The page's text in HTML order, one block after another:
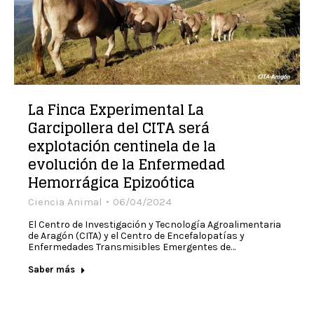
La Finca Experimental La
Garcipollera del CITA será
explotación centinela de la
evolución de la Enfermedad
Hemorrágica Epizoótica
Ciencia Animal 06/04/2024
El Centro de Investigación y Tecnología Agroalimentaria
de Aragón (CITA) y el Centro de Encefalopatías y
Enfermedades Transmisibles Emergentes de…
Saber más